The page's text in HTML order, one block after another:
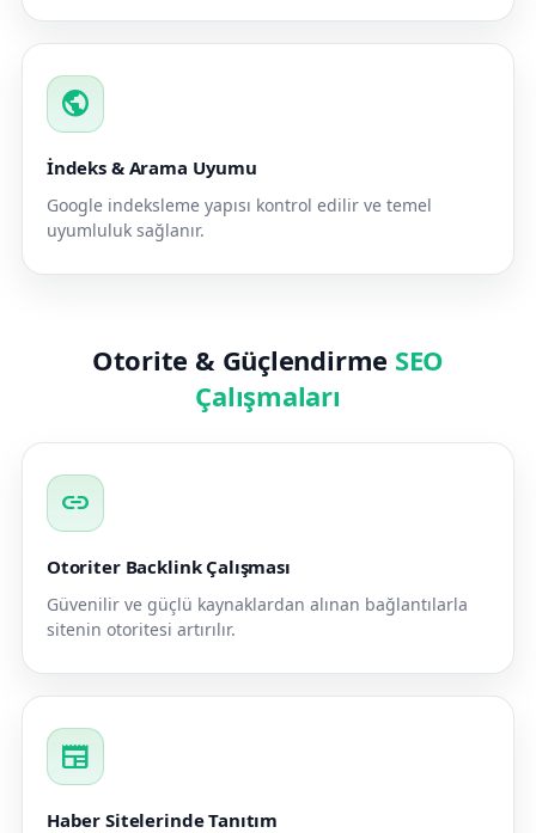
public
İndeks & Arama Uyumu
Google indeksleme yapısı kontrol edilir ve temel
uyumluluk sağlanır.
Otorite & Güçlendirme SEO
Çalışmaları
link
Otoriter Backlink Çalışması
Güvenilir ve güçlü kaynaklardan alınan bağlantılarla
sitenin otoritesi artırılır.
newspaper
Haber Sitelerinde Tanıtım